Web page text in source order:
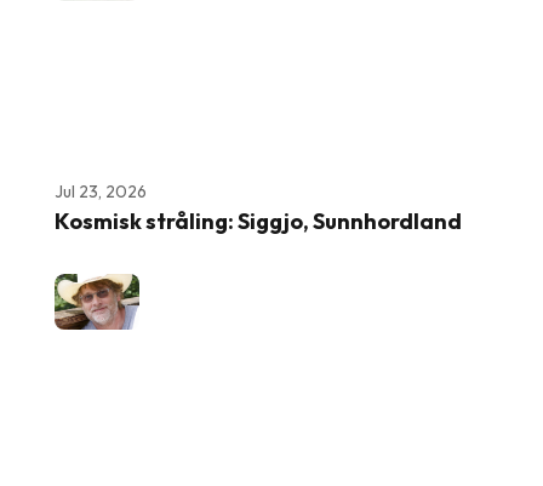
Jul 23, 2026
Kosmisk stråling: Siggjo, Sunnhordland